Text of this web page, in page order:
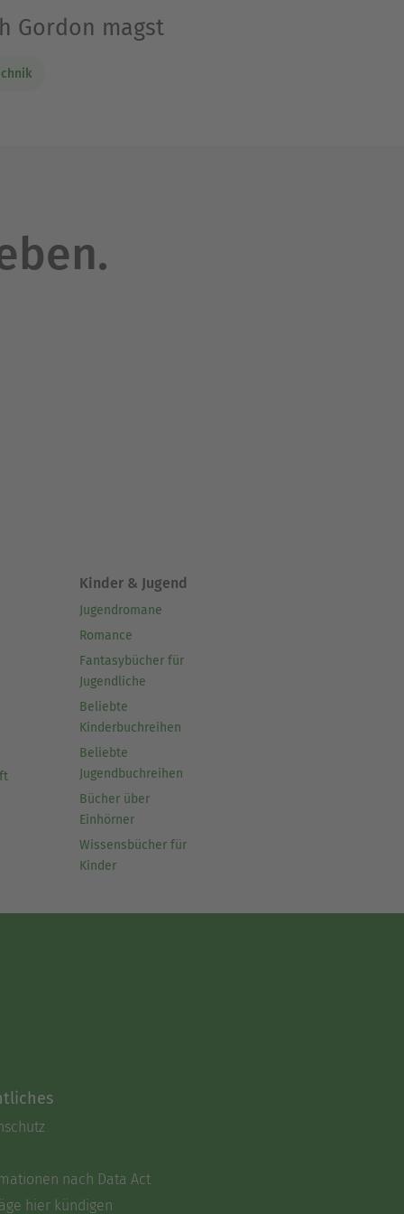
Gordon magst
Kinder & Jugend
Jugendromane
Romance
Fantasybücher für
Jugendliche
Beliebte
Kinderbuchreihen
Beliebte
Jugendbuchreihen
Bücher über
Einhörner
Wissensbücher für
Kinder
nach Data Act
hier kündigen